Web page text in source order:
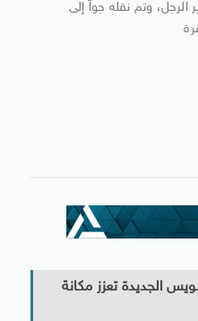
الرجل، وتم نقله جواً إلى
الجديدة تعزز مكانة